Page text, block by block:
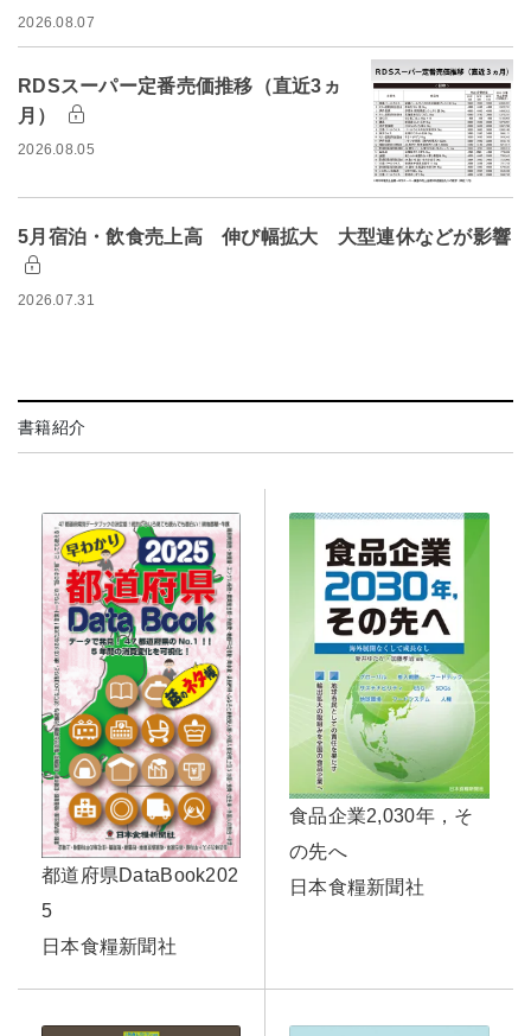
2026.08.07
RDSスーパー定番売価推移（直近3ヵ
月）
2026.08.05
5月宿泊・飲食売上高 伸び幅拡大 大型連休などが影響
2026.07.31
書籍紹介
都道府県DataBook202
5
日本食糧新聞社
食品企業2,030年，そ
の先へ
日本食糧新聞社